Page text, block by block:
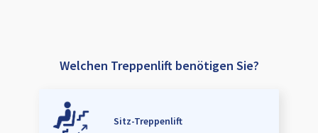
Welchen Treppenlift benötigen Sie?
Sitz-Treppenlift